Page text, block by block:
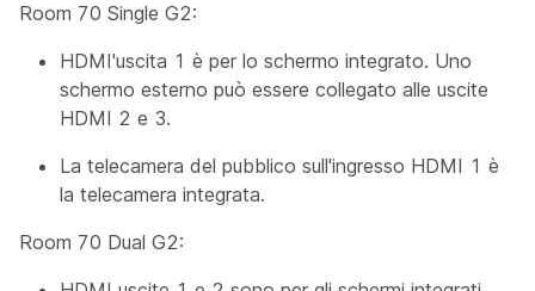
Room 70 Single G2:
HDMI'uscita 1 è per lo schermo integrato. Uno
schermo esterno può essere collegato alle uscite
HDMI 2 e 3.
La telecamera del pubblico sull'ingresso HDMI 1 è
la telecamera integrata.
Room 70 Dual G2: